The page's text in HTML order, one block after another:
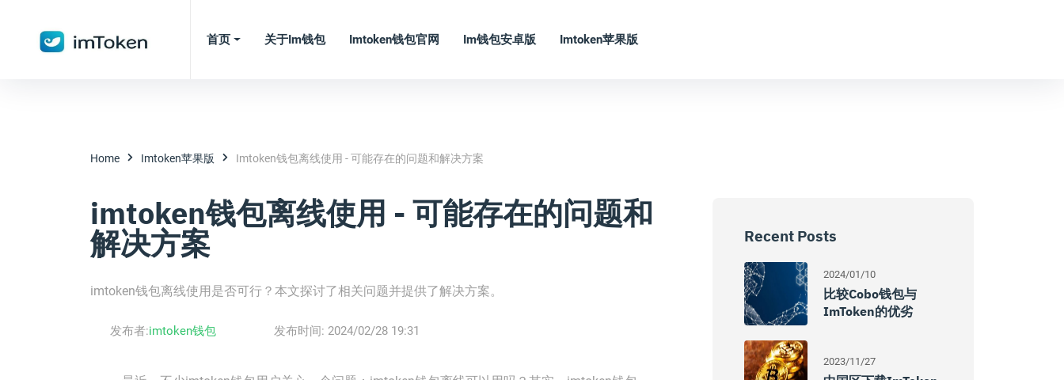
首页 关于im钱包 Imtoken钱包官网 Im钱包安卓版 Imtoken苹果版
Home Imtoken苹果版 Imtoken钱包离线使用 - 可能存在的问题和解决方案
imtoken钱包离线使用 - 可能存在的问题和
解决方案
imtoken钱包离线使用是否可行？本文探讨了相关问题并提供了解决方案。
发布者:imtoken钱包 发布时间: 2024/02/28 19:31
Recent Posts
2024/01/10
比较Cobo钱包与
ImToken的优劣
2023/11/27